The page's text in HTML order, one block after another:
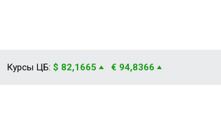
Курсы ЦБ: $ 82,1665 € 94,8366